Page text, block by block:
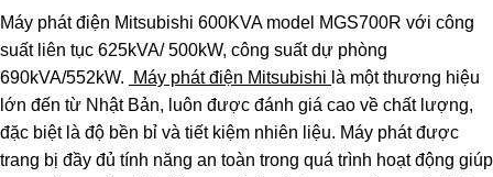
Máy phát điện Mitsubishi 600KVAmodel MGS700R với công
suất liên tục 625kVA/ 500kW, công suất dự phòng
690kVA/552kW.
Máy phát điện Mitsubishi là một thương hiệu
lớn đến từ Nhật Bản, luôn được đánh giá cao về chất lượng,
đặc biệt là độ bền bỉ và tiết kiệm nhiên liệu. Máy phát được
trang bị đầy đủ tính năng an toàn trong quá trình hoạt động giúp